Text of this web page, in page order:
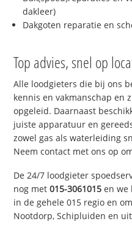
dakleer)
Dakgoten reparatie en
Top advies, snel op
Alle loodgieters die bij ons
kennis en vakmanschap en
opgeleid. Daarnaast
juiste apparatuur en
zowel gas als waterleiding
Neem contact met ons op
De 24/7 loodgieter
nog met015-3061015 en we
in de gehele 015 regio en
Nootdorp, Schipluiden en